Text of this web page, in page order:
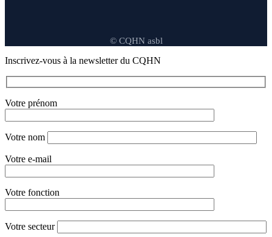
© CQHN asbl
Inscrivez-vous à la newsletter du CQHN
Votre prénom
Votre nom
Votre e-mail
Votre fonction
Votre secteur